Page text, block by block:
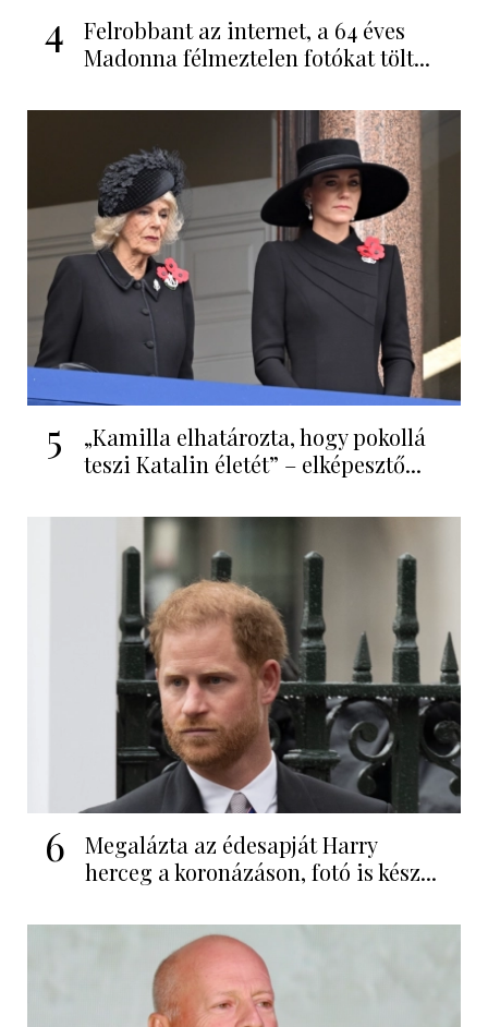
4
Felrobbant az internet, a 64 éves
Madonna félmeztelen fotókat tölt...
5
„Kamilla elhatározta, hogy pokollá
teszi Katalin életét” – elképesztő...
6
Megalázta az édesapját Harry
herceg a koronázáson, fotó is kész...